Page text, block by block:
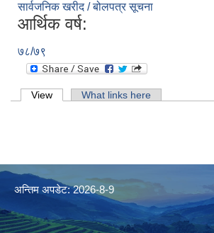
सार्वजनिक खरीद / बोलपत्र सूचना
आर्थिक वर्ष:
७८/७९
Primary tabs
View (active tab)What links here
अन्तिम अपडेट: 2026-8-9